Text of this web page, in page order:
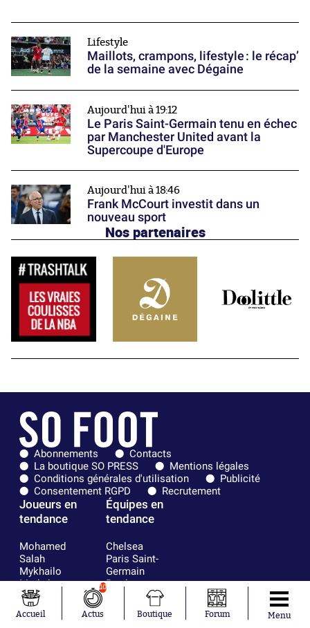
Lifestyle
Maillots, crampons, lifestyle : le récap’
de la semaine avec Dégaine
Aujourd'hui à 19:12
Le Paris Saint-Germain tenu en échec
par Manchester United avant la
Supercoupe d'Europe
Aujourd'hui à 18:46
Frank McCourt investit dans un
nouveau sport
Nos partenaires
Abonnements
Contacts
La boutique SO PRESS
Mentions légales
Conditions générales d'utilisation
Publicité
Consentement RGPD
Recrutement
Joueurs en
tendance
Mohamed
Salah
Mykhailo
Mudryk
Neymar
Khalis Merah
Loïs Openda
Équipes en
tendance
Chelsea
Paris Saint-
Germain
Bordeaux
Olympique
lyonnais
FIFA
Accueil
10
Actus Boutique Forum Menu